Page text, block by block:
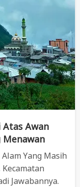
Atas Awan
Menawan
Yang Masih
Jawabannya.